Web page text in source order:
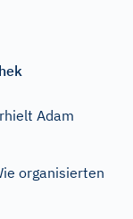
Adam
organisierten